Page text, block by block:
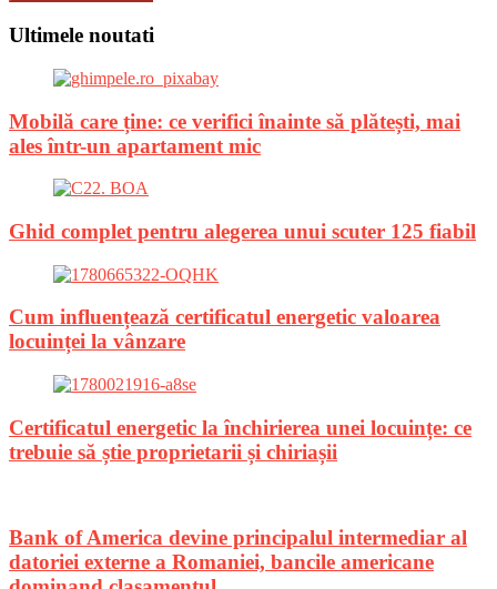
Ultimele noutati
Mobilă care ține: ce verifici înainte să plătești, mai
ales într-un apartament mic
Ghid complet pentru alegerea unui scuter 125 fiabil
Cum influențează certificatul energetic valoarea
locuinței la vânzare
Certificatul energetic la închirierea unei locuințe: ce
trebuie să știe proprietarii și chiriașii
Bank of America devine principalul intermediar al
datoriei externe a Romaniei, bancile americane